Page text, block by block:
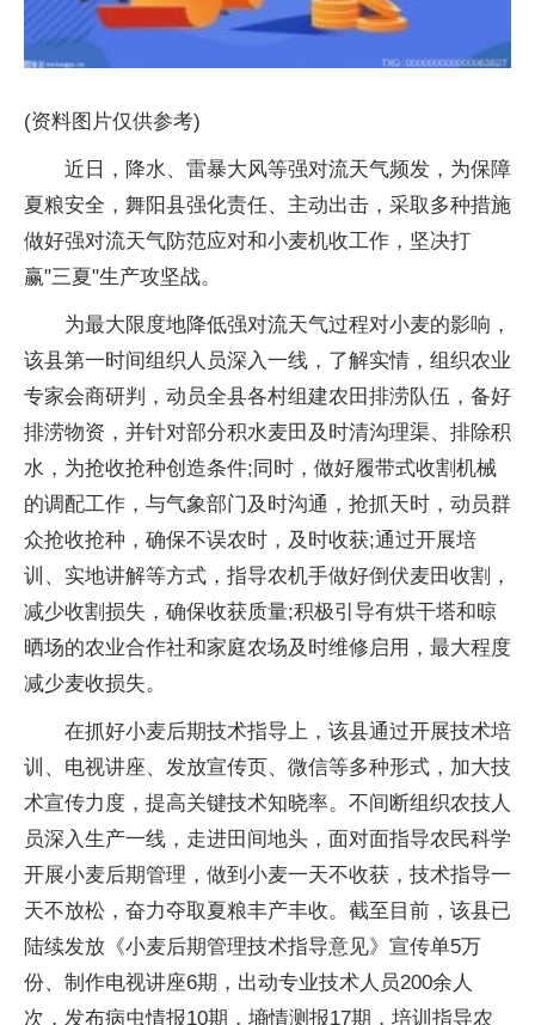
(资料图片仅供参考)
近日，降水、雷暴大风等强对流天气频发，为保障
夏粮安全，舞阳县强化责任、主动出击，采取多种措施
做好强对流天气防范应对和小麦机收工作，坚决打
赢"三夏"生产攻坚战。
为最大限度地降低强对流天气过程对小麦的影响，
该县第一时间组织人员深入一线，了解实情，组织农业
专家会商研判，动员全县各村组建农田排涝队伍，备好
排涝物资，并针对部分积水麦田及时清沟理渠、排除积
水，为抢收抢种创造条件;同时，做好履带式收割机械
的调配工作，与气象部门及时沟通，抢抓天时，动员群
众抢收抢种，确保不误农时，及时收获;通过开展培
训、实地讲解等方式，指导农机手做好倒伏麦田收割，
减少收割损失，确保收获质量;积极引导有烘干塔和晾
晒场的农业合作社和家庭农场及时维修启用，最大程度
减少麦收损失。
在抓好小麦后期技术指导上，该县通过开展技术培
训、电视讲座、发放宣传页、微信等多种形式，加大技
术宣传力度，提高关键技术知晓率。不间断组织农技人
员深入生产一线，走进田间地头，面对面指导农民科学
开展小麦后期管理，做到小麦一天不收获，技术指导一
天不放松，奋力夺取夏粮丰产丰收。截至目前，该县已
陆续发放《小麦后期管理技术指导意见》宣传单5万
份、制作电视讲座6期，出动专业技术人员200余人
次，发布病虫情报10期，墒情测报17期，培训指导农